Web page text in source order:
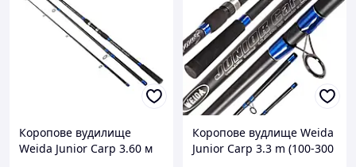
Коропове вудилище
Weida Junior Carp 3.60 м
Коропове вудлище Weida
Junior Carp 3.3 m (100-300